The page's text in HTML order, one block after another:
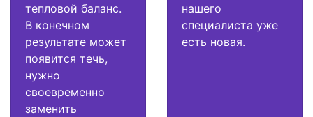
тепловой баланс.
В конечном
результате может
появится течь,
нужно
своевременно
заменить
нашего
специалиста уже
есть новая.